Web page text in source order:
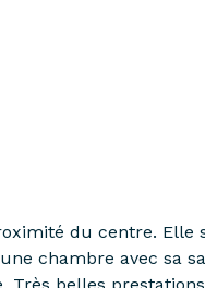
du centre. Elle
chambre avec sa